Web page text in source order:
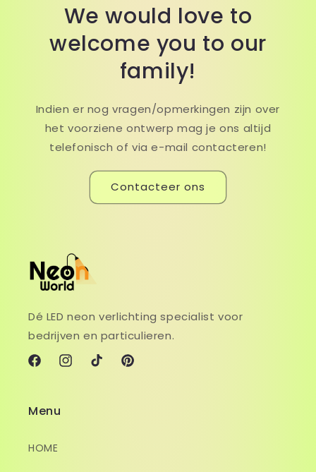
We would love to
welcome you to our
family!
Indien er nog vragen/opmerkingen zijn over
het voorziene ontwerp mag je ons altijd
telefonisch of via e-mail contacteren!
Contacteer ons
Dé LED neon verlichting specialist voor
bedrijven en particulieren.
FacebookInstagramTikTokPinterest
Menu
HOME